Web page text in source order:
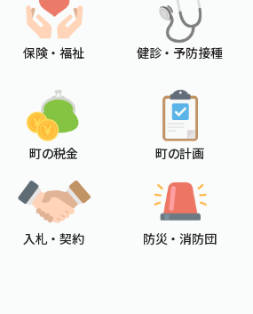
保険 ・ 福祉 健診 ・ 予防接種
町の税金 町の計画
入札 ・ 契約 防災 ・ 消防団